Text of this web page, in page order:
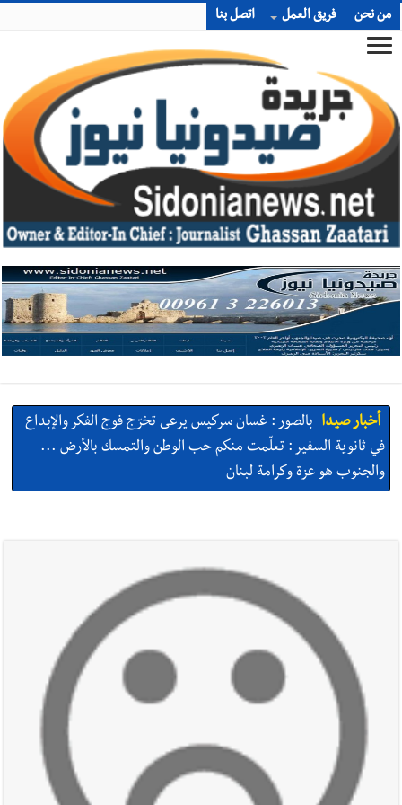
من نحن فريق العمل اتصل بنا
أخبار صيدا بالصور : غسان سركيس يرعى تخرّج فوج الفكر والإبداع
في ثانوية السفير : تعلّمت منكم حب الوطن والتمسك بالأرض ...
والجنوب هو عزة وكرامة لبنان
بلدية صيدا : حجز مركبتي توكتوك وتغريم صاحبهما
بسبب الإزعاج الصوتي
أخبار صيدا
We are hiring in Saida - Apply now before 14
august ...مطلوب موظفة للعمل في الأكاديمية الدولية لبناء
أخبار صيدا
بلدية صيدا ومؤسسة الحريري تعقدان الاجتماع
التشاوري الأول للمرصد الحضري